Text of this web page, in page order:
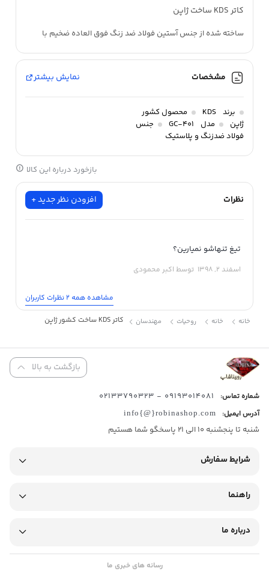
کاتر KDS ساخت ژاپن
ساخته شده از جنس آستین فولاد ضد زنگ فوق العاده ضخیم با
قابلیت استفاده از تیغه های عرض 0.5 تا 0.6 میلی متر با ضخامت 18
میلی متری و ساخت کشور ژاپن با کیفیت بسیار بالا دارای دو عدد تیغ
مشخصات نمایش بیشتر
برند KDS
محصول کشور
ژاپن
مدل GC-401
جنس
فولاد ضدزنگ و پلاستیک
بازخورد درباره این کالا
نظرات افزودن نظر جدید +
توسط اکبر محمودی اسفند 2, 1398
تیغ تنهاشو نمیارین؟
مشاهده همه 2 نظرات کاربران
خانه خانه روحیات مهندسان کاتر KDS ساخت کشور ژاپن
بازگشت به بالا
شماره تماس: 09193014081 - 02133790323
آدرس ایمیل: info{@}robinashop.com
شنبه تا پنجشنبه 10 الی 21 پاسخگو شما هستیم
شرایط سفارش
راهنما
درباره ما
رسانه های خبری ما